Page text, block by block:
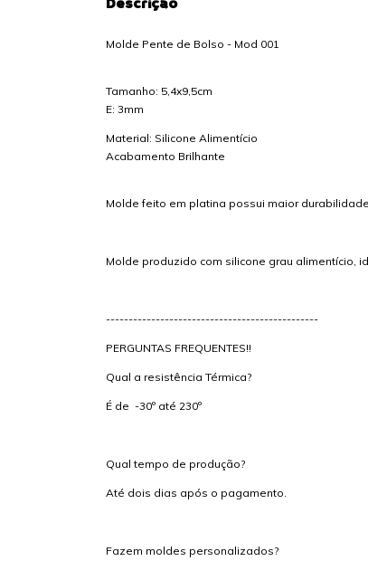
Molde Pente de Bolso - Mod 001
Tamanho: 5,4x9,5cm
E: 3mm
Material: Silicone Alimentício
Acabamento Brilhante
Molde feito em platina possui maior
Molde produzido com silicone grau alimentício,
-----------------------------------------------
PERGUNTAS FREQUENTES!!
Qual a resistência Térmica?
É de -30º até 230º
Qual tempo de produção?
Até dois dias após o pagamento.
Fazem moldes personalizados?